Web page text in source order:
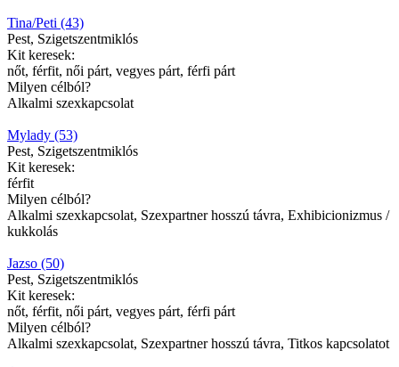
Tina/Peti (43)
Pest, Szigetszentmiklós
Kit keresek:
nőt, férfit, női párt, vegyes párt, férfi párt
Milyen célból?
Alkalmi szexkapcsolat
Mylady (53)
Pest, Szigetszentmiklós
Kit keresek:
férfit
Milyen célból?
Alkalmi szexkapcsolat, Szexpartner hosszú távra, Exhibicionizmus /
kukkolás
Jazso (50)
Pest, Szigetszentmiklós
Kit keresek:
nőt, férfit, női párt, vegyes párt, férfi párt
Milyen célból?
Alkalmi szexkapcsolat, Szexpartner hosszú távra, Titkos kapcsolatot